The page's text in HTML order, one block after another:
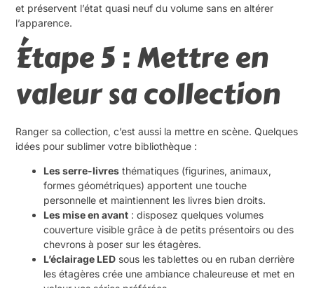
et préservent l’état quasi neuf du volume sans en altérer
l’apparence.
Étape 5 : Mettre en
valeur sa collection
Ranger sa collection, c’est aussi la mettre en scène. Quelques
idées pour sublimer votre bibliothèque :
Les serre-livres thématiques (figurines, animaux,
formes géométriques) apportent une touche
personnelle et maintiennent les livres bien droits.
Les mise en avant : disposez quelques volumes
couverture visible grâce à de petits présentoirs ou des
chevrons à poser sur les étagères.
L’éclairage LED sous les tablettes ou en ruban derrière
les étagères crée une ambiance chaleureuse et met en